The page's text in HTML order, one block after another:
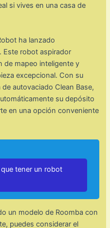
si vives en una casa de
ha lanzado
Este robot aspirador
de mapeo inteligente y
excepcional. Con su
autovaciado Clean Base,
su depósito
en una opción conveniente
tener un robot
un modelo de Roomba con
puedes considerar el